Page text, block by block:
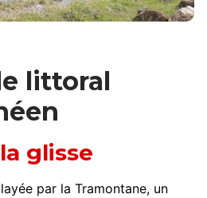
littoral
glisse
par la Tramontane, un